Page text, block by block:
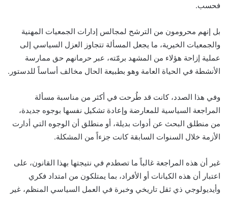
فحسب.
بل إنهم محرومون من الترشح لمجالس إدارات الجمعيات المهنية
والجمعيات الخيرية، ما يجعل المسألة تتجاوز العزل السياسي إلى
عملية إزاحة هؤلاء من المشهد برمّته، عبر حرمانهم حق ممارسة
الأنشطة في الحياة العامة وهو بطبيعة الحال مخالف أساساً للدستور.
وفي هذا الصدد، كانت قد طُرحت في أكثر من مناسبة مسألة
المراجعة السياسية للمعارضة وإعادة تشكيل نفسها بوجوه جديدة،
من منطلق البحث عن أدوات بديلة، أو منطلق أن الوجوه التي أدارت
الأزمة خلال السنوات السابقة كانت جزءاً من المشكلة.
غير أن هذه المراجعة غالباً ما تصطدم في نتيجتها بهذا القانون، على
اعتبار أن هذه الكيانات أو الأفراد، بما يمتلكون من امتداد فكري
وأيديولوجي ذي ثقل تاريخي وخبرة في العمل السياسي المنظم، غير